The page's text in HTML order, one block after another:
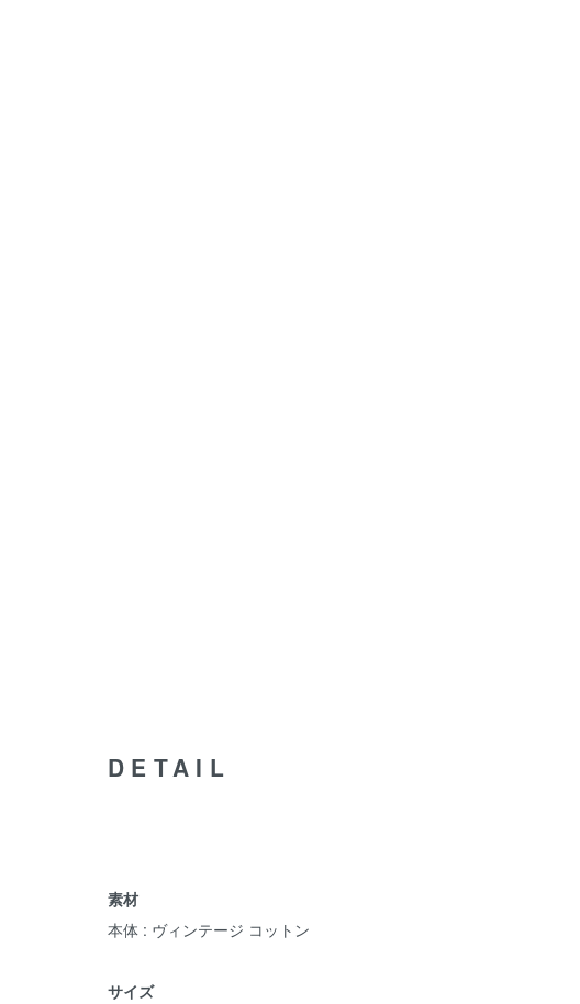
DETAIL
素材
本体 : ヴィンテージ コットン
サイズ